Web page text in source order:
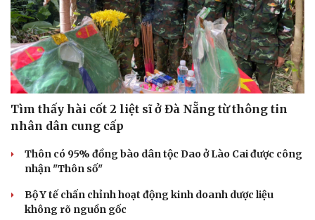
Tìm thấy hài cốt 2 liệt sĩ ở Đà Nẵng từ thông tin
nhân dân cung cấp
Thôn có 95% đồng bào dân tộc Dao ở Lào Cai được công
nhận "Thôn số"
Bộ Y tế chấn chỉnh hoạt động kinh doanh dược liệu
không rõ nguồn gốc